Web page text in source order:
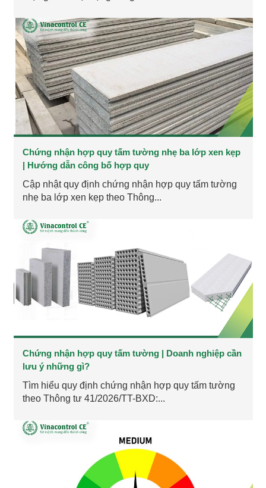
Chứng nhận hợp quy tấm tường nhẹ ba lớp xen kẹp
| Hướng dẫn công bố hợp quy
Cập nhật quy định chứng nhận hợp quy tấm tường
nhẹ ba lớp xen kẹp theo Thông...
Chứng nhận hợp quy tấm tường | Doanh nghiệp cần
lưu ý những gì?
Tìm hiểu quy định chứng nhận hợp quy tấm tường
theo Thông tư 41/2026/TT-BXD:...